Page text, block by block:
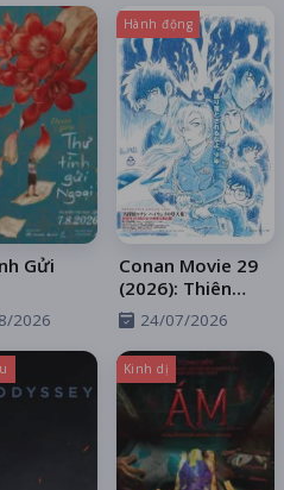
Gửi
2026
Hành động
Conan Movie 29
(2026): Thiên
Thần Sa Ngã
Trên Xa Lộ
24/07/2026
Kinh dị